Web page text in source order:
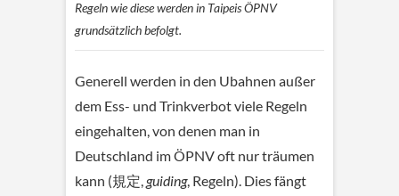
Regeln wie diese werden in Taipeis ÖPNV
grundsätzlich befolgt.
Generell werden in den Ubahnen außer
dem Ess- und Trinkverbot viele Regeln
eingehalten, von denen man in
Deutschland im ÖPNV oft nur träumen
kann (規定, guiding, Regeln). Dies fängt